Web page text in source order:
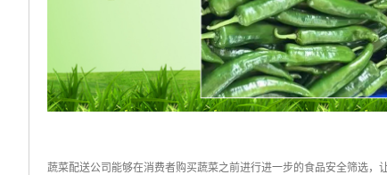
蔬菜配送公司能够在消费者购买蔬菜之前进行进一步的食品安全筛选